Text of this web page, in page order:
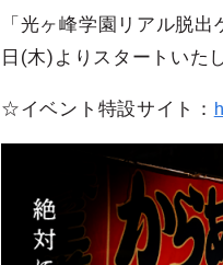
「光ヶ峰学園リアル脱
日(木)よりスタートいた
☆イベント特設サイト：